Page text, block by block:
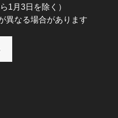
1月3日を除く）
異なる場合があります